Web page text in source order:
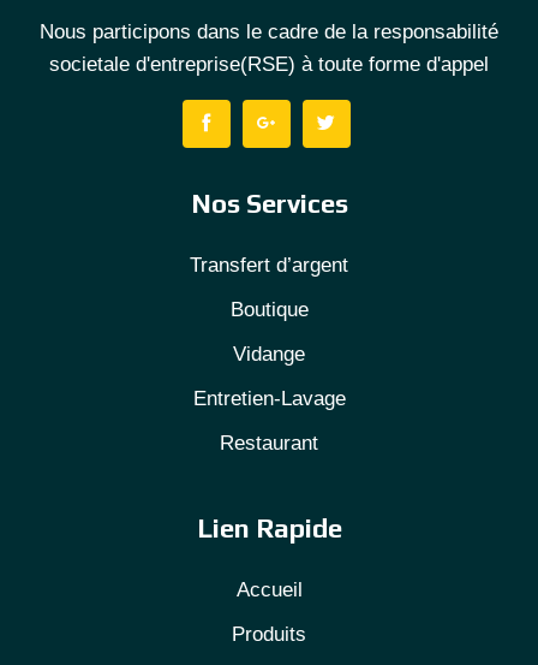
Nous participons dans le cadre de la responsabilité
societale d'entreprise(RSE) à toute forme d'appel
Nos Services
Transfert d’argent
Boutique
Vidange
Entretien-Lavage
Restaurant
Lien Rapide
Accueil
Produits